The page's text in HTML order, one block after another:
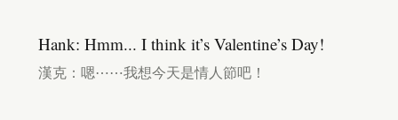
Hank: Hmm... I think it’s Valentine’s Day!
漢克：嗯⋯⋯我想今天是情人節吧！